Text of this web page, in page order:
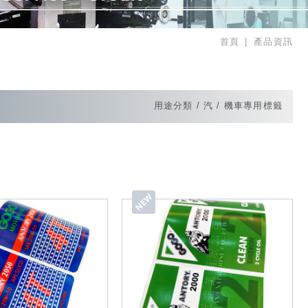
首頁 產品資訊
用途分類 汽 / 機車專用標籤